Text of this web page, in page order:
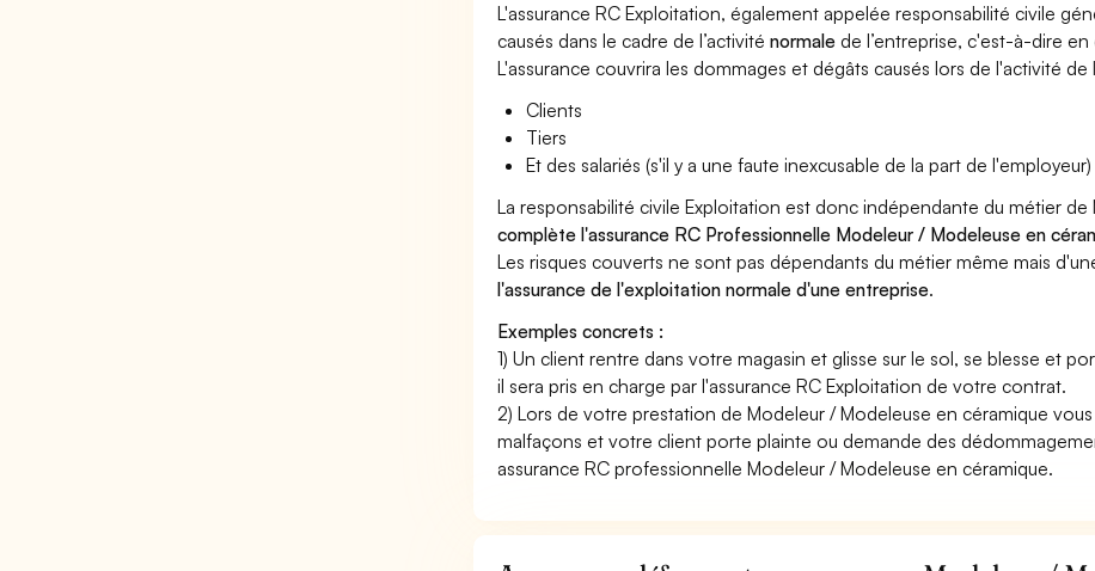
L'assurance RC Exploitation, également appelée responsabilité civile
causés dans le cadre de l’activiténormale de l’entreprise, c'est-à-dire
L'assurance couvrira les dommages et dégâts causés lors de l'activité de
Clients
Tiers
Et des salariés (s'il y a une faute inexcusable de la part de l'employeur)
La responsabilité civile Exploitation est donc indépendante du métier
complète l'assurance RC Professionnelle Modeleur / Modeleuse en
Les risques couverts ne sont pas dépendants du métier même mais
l'assurance de l'exploitation normale d'une entreprise.
Exemples concrets :
1) Un client rentre dans votre magasin et glisse sur le sol, se blesse et
il sera pris en charge par l'assurance RC Exploitation de votre contrat.
2) Lors de votre prestation de Modeleur / Modeleuse en céramique
malfaçons et votre client porte plainte ou demande des
assurance RC professionnelle Modeleur / Modeleuse en céramique.